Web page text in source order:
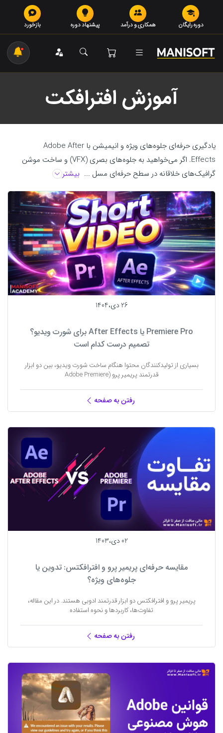
دوره رایگان همکاری و درآمد پیشنهاد دوره بازخورد
آموزش افترافکت
یادگیری حرفه‌ای جلوه‌های ویژه و انیمیشن با Adobe After
Effects. اگر می‌خواهید به جلوه‌های بصری (VFX) و ساخت موشن
گرافیک‌های خلاقانه در سطح حرفه‌ای مسل ... بیشتر
26 دی،1404
Premiere Pro یا After Effects برای شورت ویدیو؟
تصمیم درست کدام است
بسیاری از تولیدکنندگان محتوا هنگام ساخت شورت ویدیو، بین دو ابزار
قدرتمند پریمیر پرو (Adobe Premiere
رفتن به صفحه
02 دی،1403
مقایسه حرفه‌ای پریمیر پرو و افترافکتس: تدوین یا
جلوه‌های ویژه؟
پریمیر پرو و افترافکتس دو ابزار قدرتمند ادوبی هستند. در این مقاله،
تفاوت‌ها، کاربردها و نحوه استفاده
رفتن به صفحه